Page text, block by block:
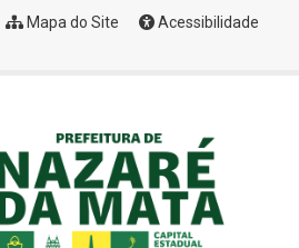
Mapa do Site
Acessibilidade